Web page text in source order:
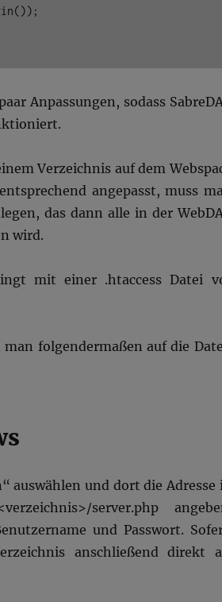
Anpassungen, sodass
Verzeichnis auf dem
angepasst, muss
das dann alle in der
wird.
mit einer .htaccess Datei
folgendermaßen auf die
auswählen und dort die Adresse
server.php
und Passwort.
anschließend direkt